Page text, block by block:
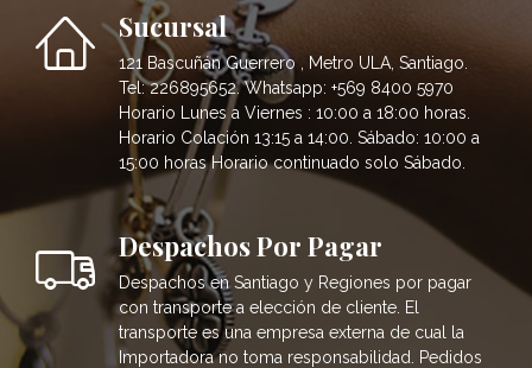
Sucursal
121 Bascuñán Guerrero , Metro ULA, Santiago.
Tel: 226895652. Whatsapp: +569 8400 5970
Horario Lunes a Viernes : 10:00 a 18:00 horas.
Horario Colación 13:15 a 14:00. Sábado: 10:00 a
15:00 horas Horario continuado solo Sábado.
Despachos Por Pagar
Despachos en Santiago y Regiones por pagar
con transporte a elección de cliente. El
transporte es una empresa externa de cual la
Importadora no toma responsabilidad. Pedidos